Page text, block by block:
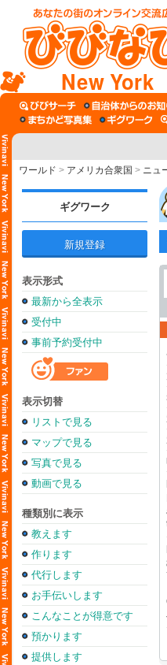
New York
ワールド > アメリカ合衆国 > ニュ
ギグワーク
新規登録
表示形式
最新から全表示
受付中
事前予約受付中
表示切替
リストで見る
マップで見る
写真で見る
動画で見る
種類別に表示
教えます
作ります
代行します
お手伝いします
こんなことが得意です
預かります
提供します